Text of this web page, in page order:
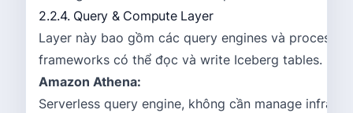
2.2.4. Query & Compute Layer
Layer này bao gồm các query engines và
frameworks có thể đọc và write Iceberg tables.
Amazon Athena:
Serverless query engine, không cần manage